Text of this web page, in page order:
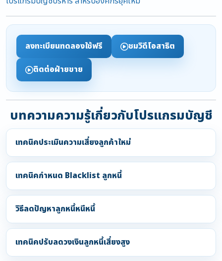
ลงทะเบียนทดลองใช้ฟรี
ชมวิดีโอสาธิต
ติดต่อฝ่ายขาย
บทความความรู้เกี่ยวกับโปรแกรมบัญชี
เทคนิคประเมินความเสี่ยงลูกค้าใหม่
เทคนิคกำหนด Blacklist ลูกหนี้
วิธีลดปัญหาลูกหนี้หนีหนี้
เทคนิคปรับลดวงเงินลูกหนี้เสี่ยงสูง